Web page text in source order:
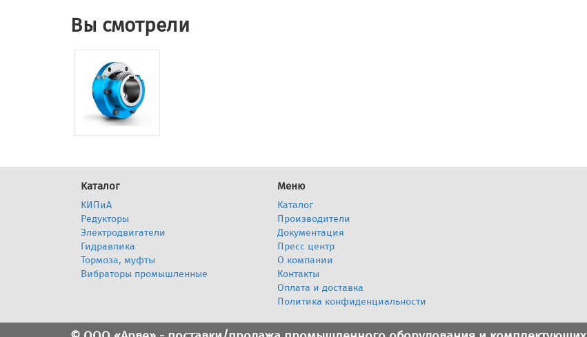
Вы смотрели
Каталог
КИПиА
Редукторы
Электродвигатели
Гидравлика
Тормоза, муфты
Вибраторы промышленные
Меню
Каталог
Производители
Документация
Пресс центр
О компании
Контакты
Оплата и доставка
Политика конфиденциальности